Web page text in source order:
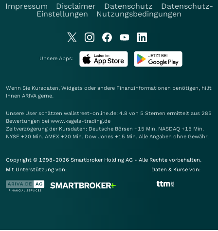
Impressum
Disclaimer Datenschutz
Datenschutz-
Einstellungen
Nutzungsbedingungen
Unsere Apps:
Wenn Sie Kursdaten, Widgets oder andere Finanzinformationen benötigen, hilft
Ihnen ARIVA gerne.
Unsere User schätzen wallstreet-online.de: 4.8 von 5 Sternen ermittelt aus 285
Bewertungen bei www.kagels-trading.de
Zeitverzögerung der Kursdaten: Deutsche Börsen +15 Min. NASDAQ +15 Min.
NYSE +20 Min. AMEX +20 Min. Dow Jones +15 Min. Alle Angaben ohne Gewähr.
Copyright © 1998-2026 Smartbroker Holding AG - Alle Rechte vorbehalten.
Mit Unterstützung von:
Daten & Kurse von: